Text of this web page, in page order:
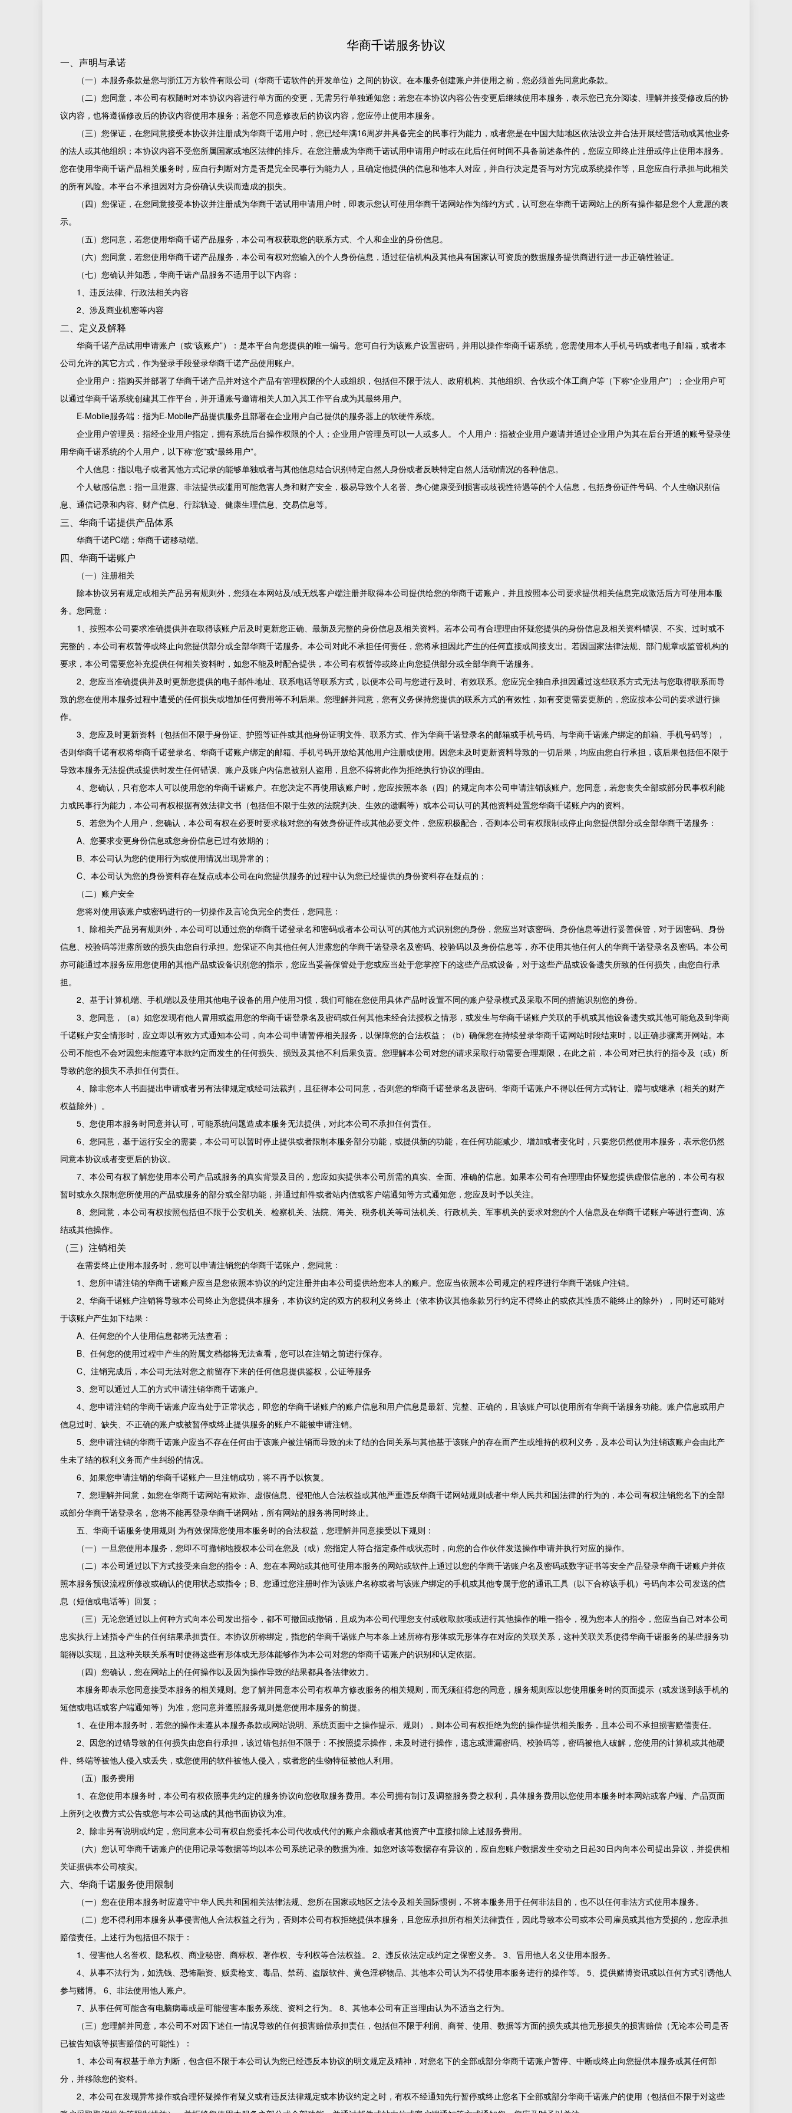
华商千诺服务协议
一、声明与承诺
（一）本服务条款是您与浙江万方软件有限公司（华商千诺软件的开发单位）之间的协议。在本服务创建账户并使用之前，您必须首先同意此条款。
（二）您同意，本公司有权随时对本协议内容进行单方面的变更，无需另行单独通知您；若您在本协议内容公告变更后继续使用本服务，表示您已充分阅读、理解并接受修改后的协
议内容，也将遵循修改后的协议内容使用本服务；若您不同意修改后的协议内容，您应停止使用本服务。
（三）您保证，在您同意接受本协议并注册成为华商千诺用户时，您已经年满16周岁并具备完全的民事行为能力，或者您是在中国大陆地区依法设立并合法开展经营活动或其他业务
的法人或其他组织；本协议内容不受您所属国家或地区法律的排斥。在您注册成为华商千诺试用申请用户时或在此后任何时间不具备前述条件的，您应立即终止注册或停止使用本服务。
您在使用华商千诺产品相关服务时，应自行判断对方是否是完全民事行为能力人，且确定他提供的信息和他本人对应，并自行决定是否与对方完成系统操作等，且您应自行承担与此相关
的所有风险。本平台不承担因对方身份确认失误而造成的损失。
（四）您保证，在您同意接受本协议并注册成为华商千诺试用申请用户时，即表示您认可使用华商千诺网站作为缔约方式，认可您在华商千诺网站上的所有操作都是您个人意愿的表
示。
（五）您同意，若您使用华商千诺产品服务，本公司有权获取您的联系方式、个人和企业的身份信息。
（六）您同意，若您使用华商千诺产品服务，本公司有权对您输入的个人身份信息，通过征信机构及其他具有国家认可资质的数据服务提供商进行进一步正确性验证。
（七）您确认并知悉，华商千诺产品服务不适用于以下内容：
1、违反法律、行政法相关内容
2、涉及商业机密等内容
二、定义及解释
华商千诺产品试用申请账户（或“该账户”）：是本平台向您提供的唯一编号。您可自行为该账户设置密码，并用以操作华商千诺系统，您需使用本人手机号码或者电子邮箱，或者本
公司允许的其它方式，作为登录手段登录华商千诺产品使用账户。
企业用户：指购买并部署了华商千诺产品并对这个产品有管理权限的个人或组织，包括但不限于法人、政府机构、其他组织、合伙或个体工商户等（下称“企业用户”）；企业用户可
以通过华商千诺系统创建其工作平台，并开通账号邀请相关人加入其工作平台成为其最终用户。
E-Mobile服务端：指为E-Mobile产品提供服务且部署在企业用户自己提供的服务器上的软硬件系统。
企业用户管理员：指经企业用户指定，拥有系统后台操作权限的个人；企业用户管理员可以一人或多人。 个人用户：指被企业用户邀请并通过企业用户为其在后台开通的账号登录使
用华商千诺系统的个人用户，以下称“您”或“最终用户”。
个人信息：指以电子或者其他方式记录的能够单独或者与其他信息结合识别特定自然人身份或者反映特定自然人活动情况的各种信息。
个人敏感信息：指一旦泄露、非法提供或滥用可能危害人身和财产安全，极易导致个人名誉、身心健康受到损害或歧视性待遇等的个人信息，包括身份证件号码、个人生物识别信
息、通信记录和内容、财产信息、行踪轨迹、健康生理信息、交易信息等。
三、华商千诺提供产品体系
华商千诺PC端；华商千诺移动端。
四、华商千诺账户
（一）注册相关
除本协议另有规定或相关产品另有规则外，您须在本网站及/或无线客户端注册并取得本公司提供给您的华商千诺账户，并且按照本公司要求提供相关信息完成激活后方可使用本服
务。您同意：
1、按照本公司要求准确提供并在取得该账户后及时更新您正确、最新及完整的身份信息及相关资料。若本公司有合理理由怀疑您提供的身份信息及相关资料错误、不实、过时或不
完整的，本公司有权暂停或终止向您提供部分或全部华商千诺服务。本公司对此不承担任何责任，您将承担因此产生的任何直接或间接支出。若因国家法律法规、部门规章或监管机构的
要求，本公司需要您补充提供任何相关资料时，如您不能及时配合提供，本公司有权暂停或终止向您提供部分或全部华商千诺服务。
2、您应当准确提供并及时更新您提供的电子邮件地址、联系电话等联系方式，以便本公司与您进行及时、有效联系。您应完全独自承担因通过这些联系方式无法与您取得联系而导
致的您在使用本服务过程中遭受的任何损失或增加任何费用等不利后果。您理解并同意，您有义务保持您提供的联系方式的有效性，如有变更需要更新的，您应按本公司的要求进行操
作。
3、您应及时更新资料（包括但不限于身份证、护照等证件或其他身份证明文件、联系方式、作为华商千诺登录名的邮箱或手机号码、与华商千诺账户绑定的邮箱、手机号码等），
否则华商千诺有权将华商千诺登录名、华商千诺账户绑定的邮箱、手机号码开放给其他用户注册或使用。因您未及时更新资料导致的一切后果，均应由您自行承担，该后果包括但不限于
导致本服务无法提供或提供时发生任何错误、账户及账户内信息被别人盗用，且您不得将此作为拒绝执行协议的理由。
4、您确认，只有您本人可以使用您的华商千诺账户。在您决定不再使用该账户时，您应按照本条（四）的规定向本公司申请注销该账户。您同意，若您丧失全部或部分民事权利能
力或民事行为能力，本公司有权根据有效法律文书（包括但不限于生效的法院判决、生效的遗嘱等）或本公司认可的其他资料处置您华商千诺账户内的资料。
5、若您为个人用户，您确认，本公司有权在必要时要求核对您的有效身份证件或其他必要文件，您应积极配合，否则本公司有权限制或停止向您提供部分或全部华商千诺服务：
A、您要求变更身份信息或您身份信息已过有效期的；
B、本公司认为您的使用行为或使用情况出现异常的；
C、本公司认为您的身份资料存在疑点或本公司在向您提供服务的过程中认为您已经提供的身份资料存在疑点的；
（二）账户安全
您将对使用该账户或密码进行的一切操作及言论负完全的责任，您同意：
1、除相关产品另有规则外，本公司可以通过您的华商千诺登录名和密码或者本公司认可的其他方式识别您的身份，您应当对该密码、身份信息等进行妥善保管，对于因密码、身份
信息、校验码等泄露所致的损失由您自行承担。您保证不向其他任何人泄露您的华商千诺登录名及密码、校验码以及身份信息等，亦不使用其他任何人的华商千诺登录名及密码。本公司
亦可能通过本服务应用您使用的其他产品或设备识别您的指示，您应当妥善保管处于您或应当处于您掌控下的这些产品或设备，对于这些产品或设备遗失所致的任何损失，由您自行承
担。
2、基于计算机端、手机端以及使用其他电子设备的用户使用习惯，我们可能在您使用具体产品时设置不同的账户登录模式及采取不同的措施识别您的身份。
3、您同意，（a）如您发现有他人冒用或盗用您的华商千诺登录名及密码或任何其他未经合法授权之情形，或发生与华商千诺账户关联的手机或其他设备遗失或其他可能危及到华商
千诺账户安全情形时，应立即以有效方式通知本公司，向本公司申请暂停相关服务，以保障您的合法权益；（b）确保您在持续登录华商千诺网站时段结束时，以正确步骤离开网站。本
公司不能也不会对因您未能遵守本款约定而发生的任何损失、损毁及其他不利后果负责。您理解本公司对您的请求采取行动需要合理期限，在此之前，本公司对已执行的指令及（或）所
导致的您的损失不承担任何责任。
4、除非您本人书面提出申请或者另有法律规定或经司法裁判，且征得本公司同意，否则您的华商千诺登录名及密码、华商千诺账户不得以任何方式转让、赠与或继承（相关的财产
权益除外）。
5、您使用本服务时同意并认可，可能系统问题造成本服务无法提供，对此本公司不承担任何责任。
6、您同意，基于运行安全的需要，本公司可以暂时停止提供或者限制本服务部分功能，或提供新的功能，在任何功能减少、增加或者变化时，只要您仍然使用本服务，表示您仍然
同意本协议或者变更后的协议。
7、本公司有权了解您使用本公司产品或服务的真实背景及目的，您应如实提供本公司所需的真实、全面、准确的信息。如果本公司有合理理由怀疑您提供虚假信息的，本公司有权
暂时或永久限制您所使用的产品或服务的部分或全部功能，并通过邮件或者站内信或客户端通知等方式通知您，您应及时予以关注。
8、您同意，本公司有权按照包括但不限于公安机关、检察机关、法院、海关、税务机关等司法机关、行政机关、军事机关的要求对您的个人信息及在华商千诺账户等进行查询、冻
结或其他操作。
（三）注销相关
在需要终止使用本服务时，您可以申请注销您的华商千诺账户，您同意：
1、您所申请注销的华商千诺账户应当是您依照本协议的约定注册并由本公司提供给您本人的账户。您应当依照本公司规定的程序进行华商千诺账户注销。
2、华商千诺账户注销将导致本公司终止为您提供本服务，本协议约定的双方的权利义务终止（依本协议其他条款另行约定不得终止的或依其性质不能终止的除外），同时还可能对
于该账户产生如下结果：
A、任何您的个人使用信息都将无法查看；
B、任何您的使用过程中产生的附属文档都将无法查看，您可以在注销之前进行保存。
C、注销完成后，本公司无法对您之前留存下来的任何信息提供鉴权，公证等服务
3、您可以通过人工的方式申请注销华商千诺账户。
4、您申请注销的华商千诺账户应当处于正常状态，即您的华商千诺账户的账户信息和用户信息是最新、完整、正确的，且该账户可以使用所有华商千诺服务功能。账户信息或用户
信息过时、缺失、不正确的账户或被暂停或终止提供服务的账户不能被申请注销。
5、您申请注销的华商千诺账户应当不存在任何由于该账户被注销而导致的未了结的合同关系与其他基于该账户的存在而产生或维持的权利义务，及本公司认为注销该账户会由此产
生未了结的权利义务而产生纠纷的情况。
6、如果您申请注销的华商千诺账户一旦注销成功，将不再予以恢复。
7、您理解并同意，如您在华商千诺网站有欺诈、虚假信息、侵犯他人合法权益或其他严重违反华商千诺网站规则或者中华人民共和国法律的行为的，本公司有权注销您名下的全部
或部分华商千诺登录名，您将不能再登录华商千诺网站，所有网站的服务将同时终止。
五、华商千诺服务使用规则 为有效保障您使用本服务时的合法权益，您理解并同意接受以下规则：
（一）一旦您使用本服务，您即不可撤销地授权本公司在您及（或）您指定人符合指定条件或状态时，向您的合作伙伴发送操作申请并执行对应的操作。
（二）本公司通过以下方式接受来自您的指令：A、您在本网站或其他可使用本服务的网站或软件上通过以您的华商千诺账户名及密码或数字证书等安全产品登录华商千诺账户并依
照本服务预设流程所修改或确认的使用状态或指令；B、您通过您注册时作为该账户名称或者与该账户绑定的手机或其他专属于您的通讯工具（以下合称该手机）号码向本公司发送的信
息（短信或电话等）回复；
（三）无论您通过以上何种方式向本公司发出指令，都不可撤回或撤销，且成为本公司代理您支付或收取款项或进行其他操作的唯一指令，视为您本人的指令，您应当自己对本公司
忠实执行上述指令产生的任何结果承担责任。本协议所称绑定，指您的华商千诺账户与本条上述所称有形体或无形体存在对应的关联关系，这种关联关系使得华商千诺服务的某些服务功
能得以实现，且这种关联关系有时使得这些有形体或无形体能够作为本公司对您的华商千诺账户的识别和认定依据。
（四）您确认，您在网站上的任何操作以及因为操作导致的结果都具备法律效力。
本服务即表示您同意接受本服务的相关规则。您了解并同意本公司有权单方修改服务的相关规则，而无须征得您的同意，服务规则应以您使用服务时的页面提示（或发送到该手机的
短信或电话或客户端通知等）为准，您同意并遵照服务规则是您使用本服务的前提。
1、在使用本服务时，若您的操作未遵从本服务条款或网站说明、系统页面中之操作提示、规则），则本公司有权拒绝为您的操作提供相关服务，且本公司不承担损害赔偿责任。
2、因您的过错导致的任何损失由您自行承担，该过错包括但不限于：不按照提示操作，未及时进行操作，遗忘或泄漏密码、校验码等，密码被他人破解，您使用的计算机或其他硬
件、终端等被他人侵入或丢失，或您使用的软件被他人侵入，或者您的生物特征被他人利用。
（五）服务费用
1、在您使用本服务时，本公司有权依照事先约定的服务协议向您收取服务费用。本公司拥有制订及调整服务费之权利，具体服务费用以您使用本服务时本网站或客户端、产品页面
上所列之收费方式公告或您与本公司达成的其他书面协议为准。
2、除非另有说明或约定，您同意本公司有权自您委托本公司代收或代付的账户余额或者其他资产中直接扣除上述服务费用。
（六）您认可华商千诺账户的使用记录等数据等均以本公司系统记录的数据为准。如您对该等数据存有异议的，应自您账户数据发生变动之日起30日内向本公司提出异议，并提供相
关证据供本公司核实。
六、华商千诺服务使用限制
（一）您在使用本服务时应遵守中华人民共和国相关法律法规、您所在国家或地区之法令及相关国际惯例，不将本服务用于任何非法目的，也不以任何非法方式使用本服务。
（二）您不得利用本服务从事侵害他人合法权益之行为，否则本公司有权拒绝提供本服务，且您应承担所有相关法律责任，因此导致本公司或本公司雇员或其他方受损的，您应承担
赔偿责任。上述行为包括但不限于：
1、侵害他人名誉权、隐私权、商业秘密、商标权、著作权、专利权等合法权益。 2、违反依法定或约定之保密义务。 3、冒用他人名义使用本服务。
4、从事不法行为，如洗钱、恐怖融资、贩卖枪支、毒品、禁药、盗版软件、黄色淫秽物品、其他本公司认为不得使用本服务进行的操作等。 5、提供赌博资讯或以任何方式引诱他人
参与赌博。 6、非法使用他人账户。
7、从事任何可能含有电脑病毒或是可能侵害本服务系统、资料之行为。 8、其他本公司有正当理由认为不适当之行为。
（三）您理解并同意，本公司不对因下述任一情况导致的任何损害赔偿承担责任，包括但不限于利润、商誉、使用、数据等方面的损失或其他无形损失的损害赔偿（无论本公司是否
已被告知该等损害赔偿的可能性）：
1、本公司有权基于单方判断，包含但不限于本公司认为您已经违反本协议的明文规定及精神，对您名下的全部或部分华商千诺账户暂停、中断或终止向您提供本服务或其任何部
分，并移除您的资料。
2、本公司在发现异常操作或合理怀疑操作有疑义或有违反法律规定或本协议约定之时，有权不经通知先行暂停或终止您名下全部或部分华商千诺账户的使用（包括但不限于对这些